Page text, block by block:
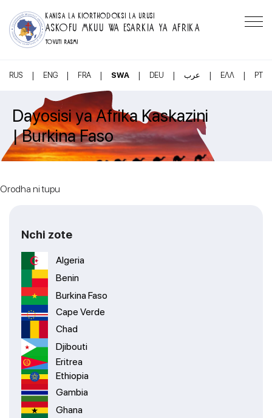
KANISA LA KIORTHODOKSI LA URUSI
ASKOFU MKUU WA ESARKIA YA AFRIKA
TOVUTI RASMI
RUS | ENG | FRA | SWA | DEU | عرب | ΕΛΛ | PT
Dayosisi ya Afrika Kaskazini
| Burkina Faso
Orodha ni tupu
Nchi zote
Algeria
Benin
Burkina Faso
Cape Verde
Chad
Djibouti
Eritrea
Ethiopia
Gambia
Ghana